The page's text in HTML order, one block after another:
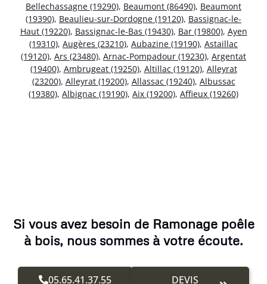
Bellechassagne (19290), Beaumont (86490), Beaumont
(19390), Beaulieu-sur-Dordogne (19120), Bassignac-le-
Haut (19220), Bassignac-le-Bas (19430), Bar (19800), Ayen
(19310), Augères (23210), Aubazine (19190), Astaillac
(19120), Ars (23480), Arnac-Pompadour (19230), Argentat
(19400), Ambrugeat (19250), Altillac (19120), Alleyrat
(23200), Alleyrat (19200), Allassac (19240), Albussac
(19380), Albignac (19190), Aix (19200), Affieux (19260)
Si vous avez besoin de Ramonage poêle
à bois, nous sommes à votre écoute.
05.65.41.37.55 DEVIS